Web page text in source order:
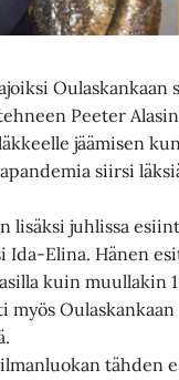
Oulaskankaan
Peeter
jäämisen
siirsi
lisäksi juhlissa
Elina. Hänen
kuin muullakin
myös Oulaskankaan
tähden